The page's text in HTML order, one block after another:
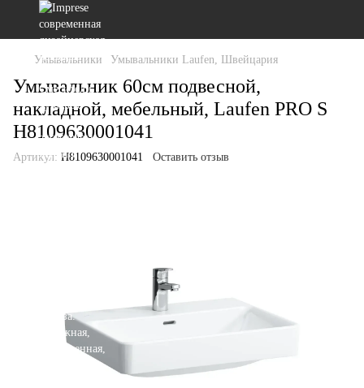
Умывальники Умывальники Laufen, Швейцария
Умывальник 60см подвесной,
накладной, мебельный, Laufen PRO S
H8109630001041
Артикул: H8109630001041 Оставить отзыв